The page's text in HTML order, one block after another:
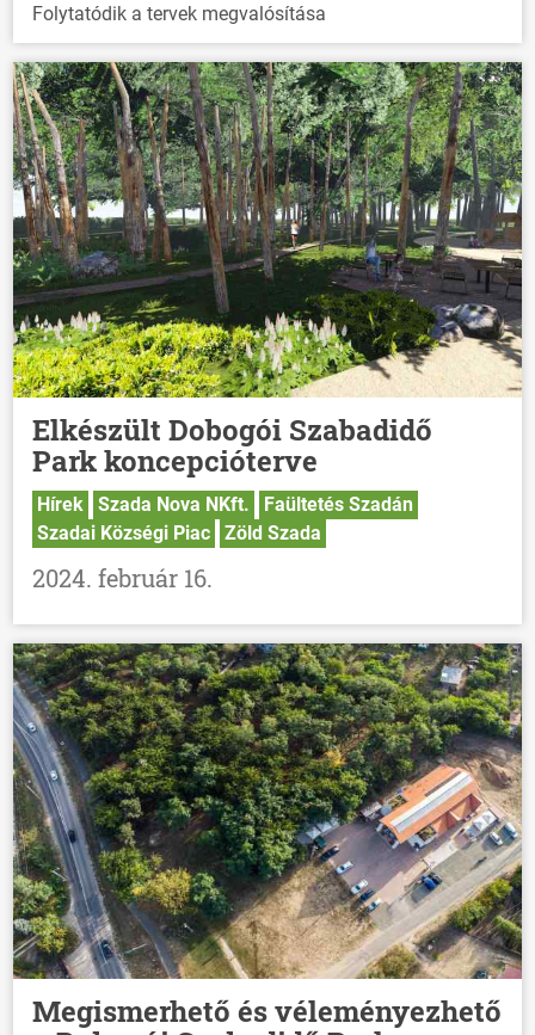
Folytatódik a tervek megvalósítása
Elkészült Dobogói Szabadidő
Park koncepcióterve
Hírek Szada Nova NKft.
Faültetés Szadán
Szadai Községi Piac
Zöld Szada
2024. február 16.
Megismerhető és véleményezhető